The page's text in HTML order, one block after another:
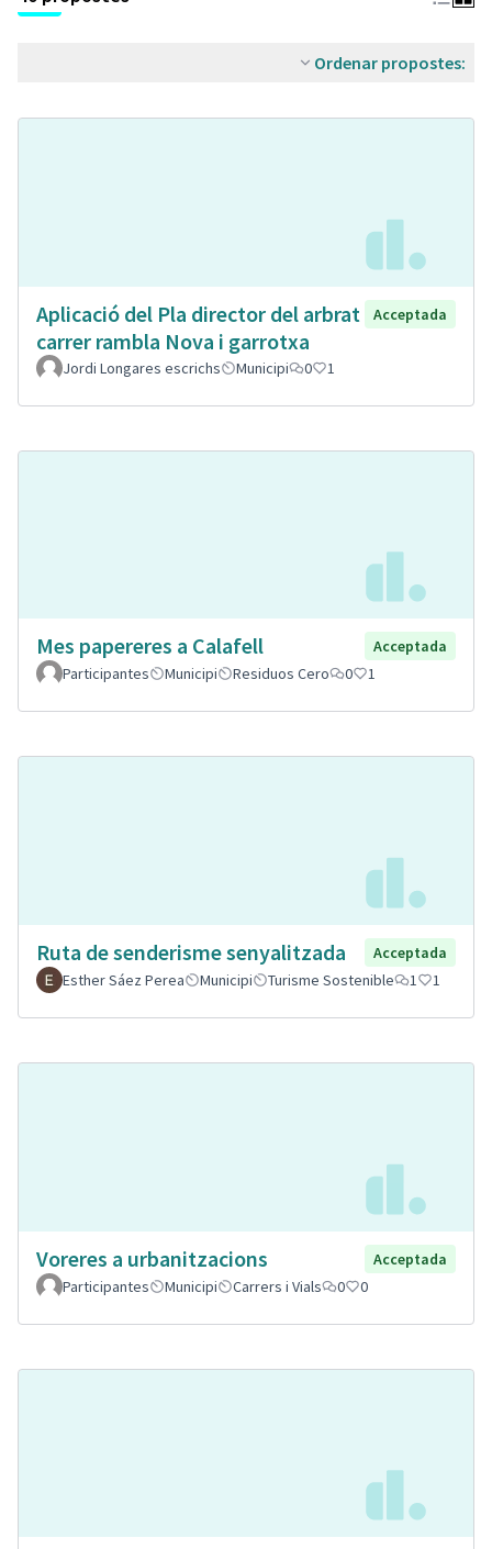
Ordenar propostes:
Aplicació del Pla director del arbrat
carrer rambla Nova i garrotxa
Acceptada
Jordi Longares escrichs Municipi 0 1
Mes papereres a Calafell
Acceptada
Participantes
Municipi Residuos Cero 0 1
Ruta de senderisme senyalitzada
Acceptada
Esther Sáez Perea
Municipi Turisme Sostenible 1 1
Voreres a urbanitzacions
Acceptada
Participantes
Municipi Carrers i Vials 0 0